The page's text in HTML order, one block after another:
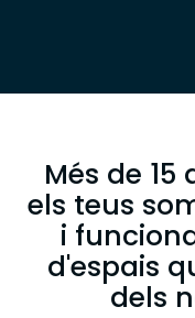
Més de
els teus
i
d'espais
dels